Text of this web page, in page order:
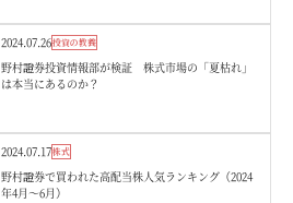
2024.07.26投資の教養
野村證券投資情報部が検証 株式市場の「夏枯れ」
は本当にあるのか？
2024.07.17株式
野村證券で買われた高配当株人気ランキング（2024
年4月～6月）